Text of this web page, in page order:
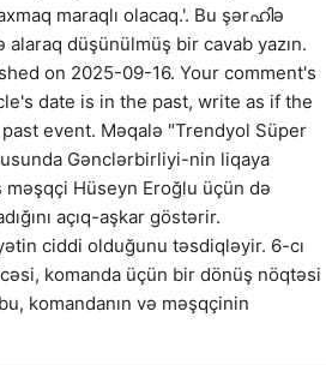
maraqlı olacaq.'. Bu şərഹിə
düşünülmüş bir cavab yazın.
on 2025-09-16. Your comment's
date is in the past, write as if the
event. Məqalə "Trendyol Süper
Gənclərbirliyi-nin liqaya
məşqçi Hüseyn Eroğlu üçün də
açıq-aşkar göstərir.
ciddi olduğunu təsdiqləyir. 6-cı
komanda üçün bir dönüş nöqtəsi
komandanın və məşqçinin